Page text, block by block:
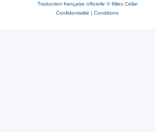
Traduction française officielle ©Miles Cellar
Confidentialité | Conditions